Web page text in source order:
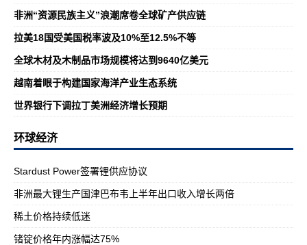
非洲“资源民族主义”浪潮席卷全球矿产供应链
拉美18国受美国税率波及10%至12.5%不等
全球木材及木制品市场规模将达到9640亿美元
越南着眼于构建国家海洋产业生态系统
世界银行下调拉丁美洲经济增长预期
环球经济
Stardust Power签署锂供应协议
非洲最大锂生产国津巴布韦上半年出口收入增长两倍
稀土价格持续低迷
锗锭价格年内涨幅达75%